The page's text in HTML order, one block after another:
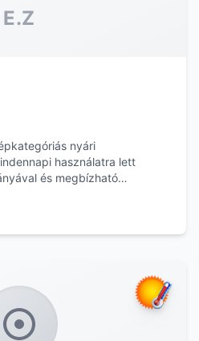
E.Z
nyári
használatra lett
és megbízható